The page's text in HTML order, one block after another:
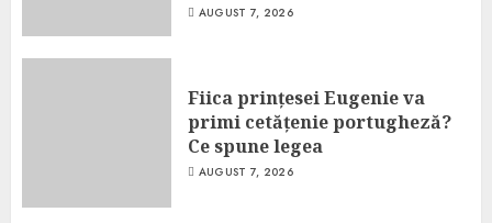
AUGUST 7, 2026
Fiica prințesei Eugenie va
primi cetățenie portugheză?
Ce spune legea
AUGUST 7, 2026